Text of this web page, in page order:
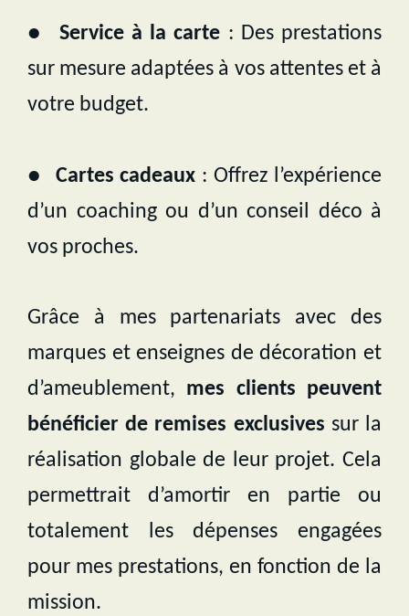
● Service à la carte : Des prestations
sur mesure adaptées à vos attentes et à
votre budget.
● Cartes cadeaux : Offrez l’expérience
d’un coaching ou d’un conseil déco à
vos proches.
Grâce à mes partenariats avec des
marques et enseignes de décoration et
d’ameublement, mes clients peuvent
bénéficier de remises exclusives sur la
réalisation globale de leur projet. Cela
permettrait d’amortir en partie ou
totalement les dépenses engagées
pour mes prestations, en fonction de la
mission.